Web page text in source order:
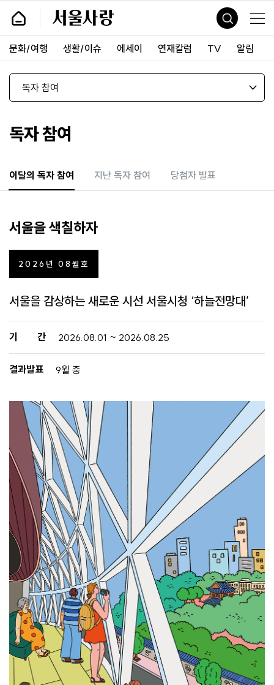
기
건
서
사
랑
문화/여행 생활/이슈 에세이 연재칼럼 TV 알림
독자 참여
이달의 독자 참여 지난 독자 참여 당첨자 발표
서울을 색칠하자
2026년 08월호
서울을 감상하는 새로운 시선 서울시청 ‘하늘전망대’
기 간 2026.08.01 ~ 2026.08.25
결과발표 9월 중